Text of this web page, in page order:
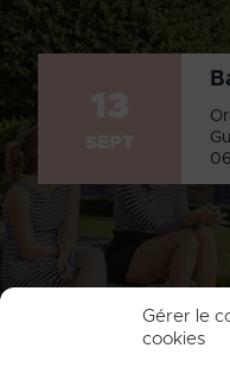
Gérer le
cookies